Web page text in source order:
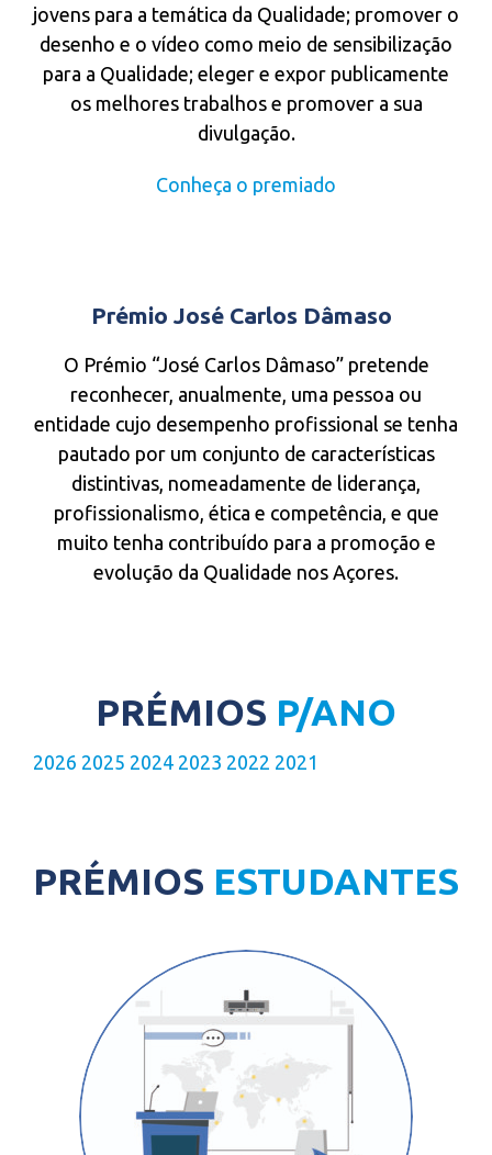
jovens para a temática da Qualidade; promover o
desenho e o vídeo como meio de sensibilização
para a Qualidade; eleger e expor publicamente
os melhores trabalhos e promover a sua
divulgação.
Conheça o premiado
Prémio José Carlos Dâmaso
O Prémio “José Carlos Dâmaso” pretende
reconhecer, anualmente, uma pessoa ou
entidade cujo desempenho profissional se tenha
pautado por um conjunto de características
distintivas, nomeadamente de liderança,
profissionalismo, ética e competência, e que
muito tenha contribuído para a promoção e
evolução da Qualidade nos Açores.
PRÉMIOS P/ANO
2026 2025 2024 2023 2022 2021
PRÉMIOS ESTUDANTES